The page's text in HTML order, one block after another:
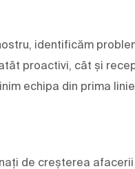
identificăm
proactivi, cât și
echipa din prima
de creșterea